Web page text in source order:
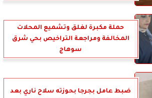
حملة مكبرة لغلق وتشميع المحلات
المخالفة ومراجعة التراخيص بحي شرق
سوهاج
ضبط عامل بجرجا بحوزته سلاح ناري بعد